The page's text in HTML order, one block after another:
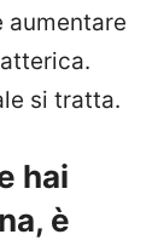
aumentare
si tratta.
hai
è